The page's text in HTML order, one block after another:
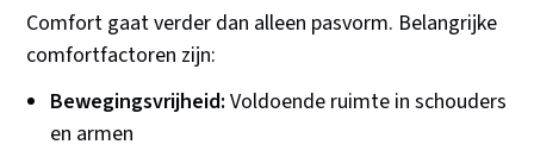
Comfort gaat verder dan alleen pasvorm. Belangrijke
comfortfactoren zijn:
Bewegingsvrijheid: Voldoende ruimte in schouders
en armen